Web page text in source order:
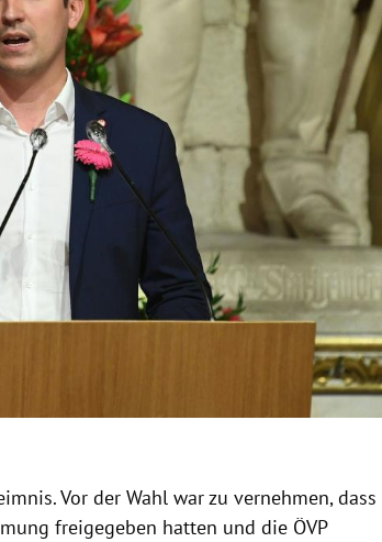
Vor der Wahl war zu vernehmen, dass
freigegeben hatten und die ÖVP